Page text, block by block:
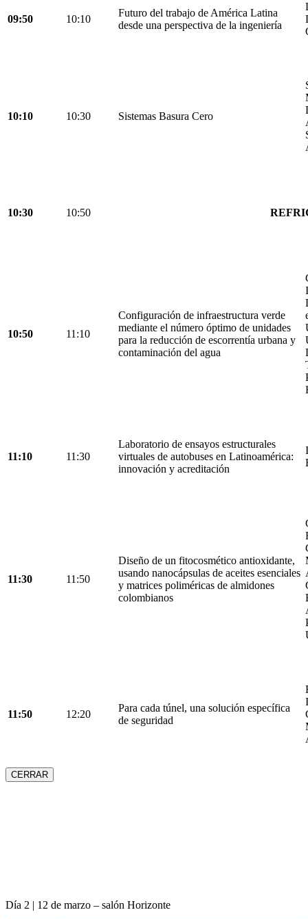
09:50 10:10
Futuro del trabajo de América Latina
desde una perspectiva de la ingeniería
10:10 10:30 Sistemas Basura Cero
10:30 10:50
10:50 11:10
Configuración de infraestructura verde
mediante el número óptimo de unidades
para la reducción de escorrentía urbana y
contaminación del agua
11:10 11:30
Laboratorio de ensayos estructurales
virtuales de autobuses en Latinoamérica:
innovación y acreditación
11:30 11:50
Diseño de un fitocosmético antioxidante,
usando nanocápsulas de aceites esenciales
y matrices poliméricas de almidones
colombianos
11:50 12:20
Para cada túnel, una solución específica
de seguridad
CERRAR
Día 2 | 12 de marzo – salón Horizonte